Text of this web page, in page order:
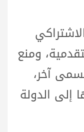
، ومنع
آخر،
إلى الدولة